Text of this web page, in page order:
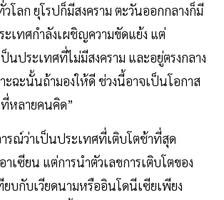
โลก ยุโรปก็มีสงคราม ตะวันออกกลางก็มี
ะเทศกำลังเผชิญความขัดแย้ง แต่
นประเทศที่ไม่มีสงคราม และอยู่ตรงกลาง
ะฉะนั้นถ้ามองให้ดี ช่วงนี้อาจเป็นโอกาส
ที่หลายคนคิด”
รณ์ว่าเป็นประเทศที่เติบโตช้าที่สุด
เซียน แต่การนำตัวเลขการเติบโตของ
บกับเวียดนามหรืออินโดนีเซียเพียง